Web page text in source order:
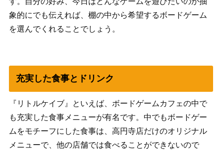
象的にでも伝えれば、棚の中から希望するボードゲーム
を選んでくれることでしょう。
充実した食事とドリンク
『リトルケイブ』といえば、ボードゲームカフェの中で
も充実した食事メニューが有名です。中でもボードゲー
ムをモチーフにした食事は、高円寺店だけのオリジナル
メニューで、他の店舗では食べることができないので